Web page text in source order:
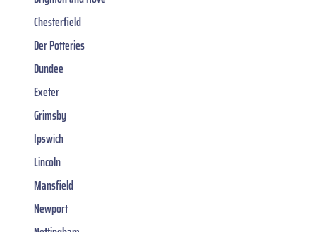
Chesterfield
Der Potteries
Dundee
Exeter
Grimsby
Ipswich
Lincoln
Mansfield
Newport